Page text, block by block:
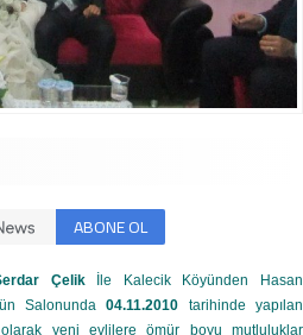
ABONE OL
Çelikİle Kalecik Köyünden Hasan
Salonunda04.11.2010 tarihinde yapılan
olarak yeni evlilere ömür boyu mutluluklar